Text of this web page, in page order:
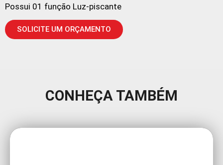
Possui 01 função Luz-piscante
SOLICITE UM ORÇAMENTO
CONHEÇA TAMBÉM